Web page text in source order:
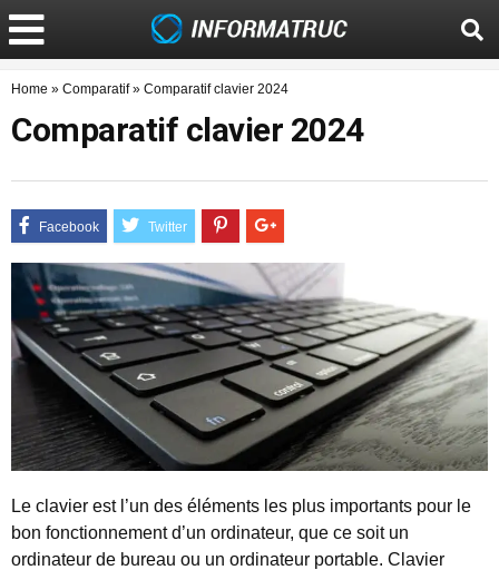
Home » Comparatif» Comparatif clavier 2024
Comparatif clavier 2024
Le clavier est l’un des éléments les plus importants pour le
bon fonctionnement d’un ordinateur, que ce soit un
ordinateur de bureau ou un ordinateur portable. Clavier